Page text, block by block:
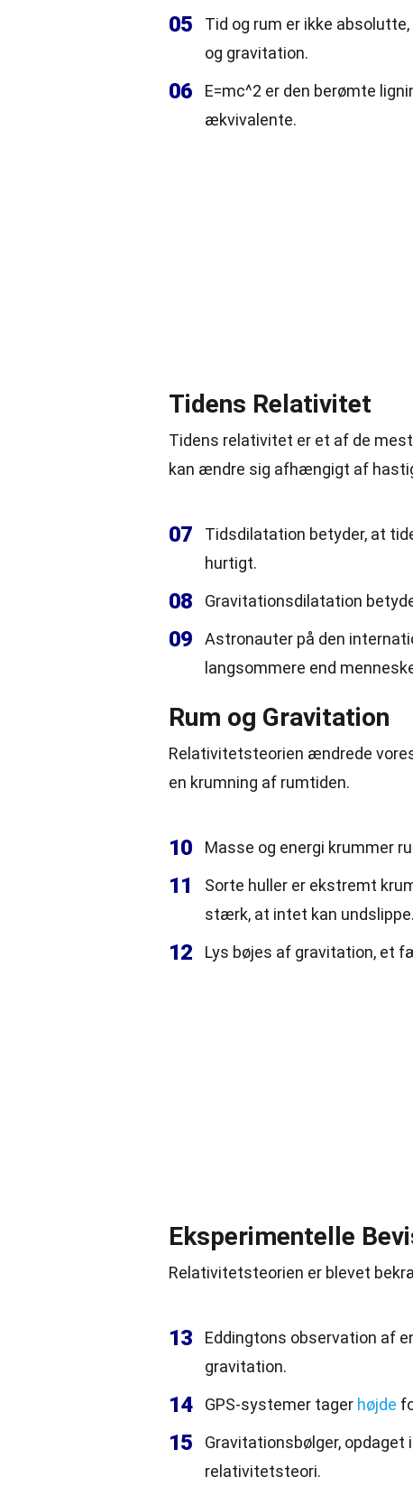
05
Tid og rum er ikke
og gravitation.
06 E=mc^2 er den berømte
ækvivalente.
Tidens Relativitet
Tidens relativitet er et af de
kan ændre sig afhængigt af
07
Tidsdilatation betyder, at
hurtigt.
08 Gravitationsdilatation
09
Astronauter på den
langsommere end
Rum og Gravitation
Relativitetsteorien ændrede
en krumning af rumtiden.
10 Masse og energi krummer
11
Sorte huller er ekstremt
stærk, at intet kan undslippe.
12 Lys bøjes af gravitation, et
Eksperimentelle
Relativitetsteorien er blevet
13
Eddingtons observation af
gravitation.
14 GPS-systemer tager højde
15
Gravitationsbølger, opdaget
relativitetsteori.